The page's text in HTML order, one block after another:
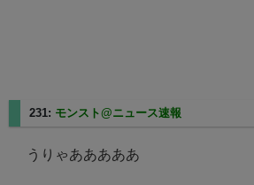
231: モンスト@ニュース速報
うりゃあああああ